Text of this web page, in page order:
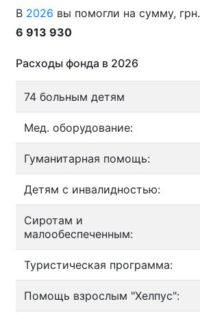
В 2026 вы помогли на сумму, грн.
6 913 930
Расходы фонда в 2026
74 больным детям
Мед. оборудование:
Гуманитарная помощь:
Детям с инвалидностью:
Сиротам и
малообеспеченным:
Туристическая программа:
Помощь взрослым "Хелпус":